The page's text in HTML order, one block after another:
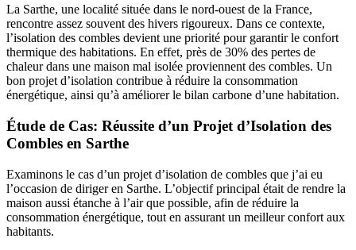
La Sarthe, une localité située dans le nord-ouest de la France,
rencontre assez souvent des hivers rigoureux. Dans ce contexte,
l’isolation des combles devient une priorité pour garantir le confort
thermique des habitations. En effet, près de 30% des pertes de
chaleur dans une maison mal isolée proviennent des combles. Un
bon projet d’isolation contribue à réduire la consommation
énergétique, ainsi qu’à améliorer le bilan carbone d’une habitation.
Étude de Cas: Réussite d’un Projet d’Isolation des
Combles en Sarthe
Examinons le cas d’un projet d’isolation de combles que j’ai eu
l’occasion de diriger en Sarthe. L’objectif principal était de rendre la
maison aussi étanche à l’air que possible, afin de réduire la
consommation énergétique, tout en assurant un meilleur confort aux
habitants.